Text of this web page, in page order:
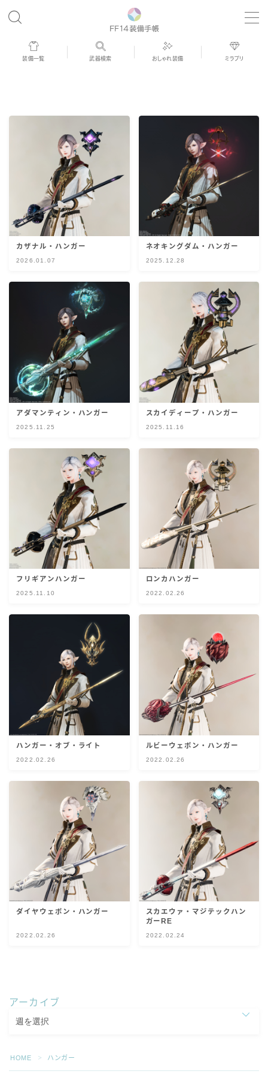
MENU
男女別デザイン
アネモス（染色可能紅蓮AF）
バイザー
ゴーグル
目隠し
フルフェイス
頭装備ギミックあり
ネイル
ノースリーブ
五分袖
七分袖
八分袖
東方風デザイン
イシュガルド風デザイン
アジムステップ風デザイン
マント
ミニスカート
ロングスカート
四分丈
ハーフパンツ
装備一覧 武器検索 おしゃれ装備 ミラプリ
カザナル・ハンガー
2026.01.07
ネオキングダム・ハンガー
2025.12.28
アダマンティン・ハンガー
2025.11.25
スカイディープ・ハンガー
2025.11.16
フリギアンハンガー
2025.11.10
ロンカハンガー
2022.02.26
ハンガー・オブ・ライト
2022.02.26
ルビーウェポン・ハンガー
2022.02.26
ダイヤウェポン・ハンガー
2022.02.26
スカエウァ・マジテックハン
ガーRE
2022.02.24
アーカイブ
HOME ＞ ハンガー